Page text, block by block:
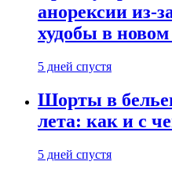
анорексии из-
худобы в
5 дней спустя
Шорты в
лета: как и с
5 дней спустя